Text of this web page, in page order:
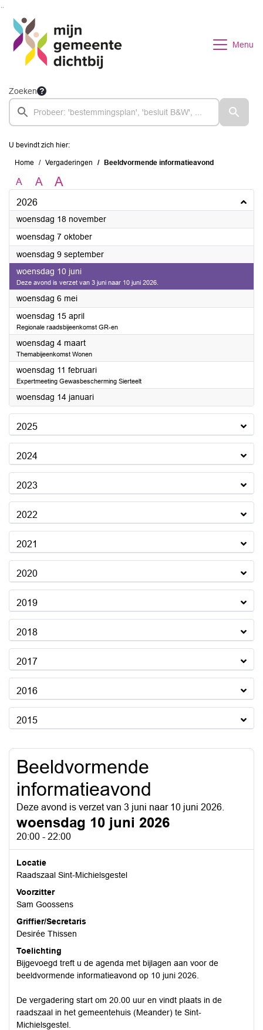
Menu
Zoeken
U bevindt zich hier:
Home Vergaderingen Beeldvormende informatieavond
A A A
2026
woensdag 18 november2026
woensdag 7 oktober2026
woensdag 9 september2026
woensdag 10 juni2026
Deze avond is verzet van 3 juni naar 10 juni 2026.
woensdag 6 mei2026
woensdag 15 april2026
Regionale raadsbijeenkomst GR-en
woensdag 4 maart2026
Themabijeenkomst Wonen
woensdag 11 februari2026
Expertmeeting Gewasbescherming Sierteelt
woensdag 14 januari2026
2025
2024
2023
2022
2021
2020
2019
2018
2017
2016
2015
Beeldvormende
informatieavond
Deze avond is verzet van 3 juni naar 10 juni 2026.
woensdag 10 juni 2026
20:00 - 22:00
Locatie
Raadszaal Sint-Michielsgestel
Voorzitter
Sam Goossens
Griffier/Secretaris
Desirée Thissen
Toelichting
Bijgevoegd treft u de agenda met bijlagen aan voor de
beeldvormende informatieavond op 10 juni 2026.
De vergadering start om 20.00 uur en vindt plaats in de
raadszaal in het gemeentehuis (Meander) te Sint-
Michielsgestel.